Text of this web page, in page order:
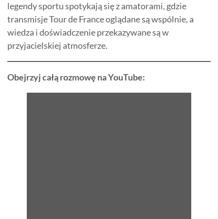
legendy sportu spotykają się z amatorami, gdzie
transmisje Tour de France oglądane są wspólnie, a
wiedza i doświadczenie przekazywane są w
przyjacielskiej atmosferze.
Obejrzyj całą rozmowę na YouTube: